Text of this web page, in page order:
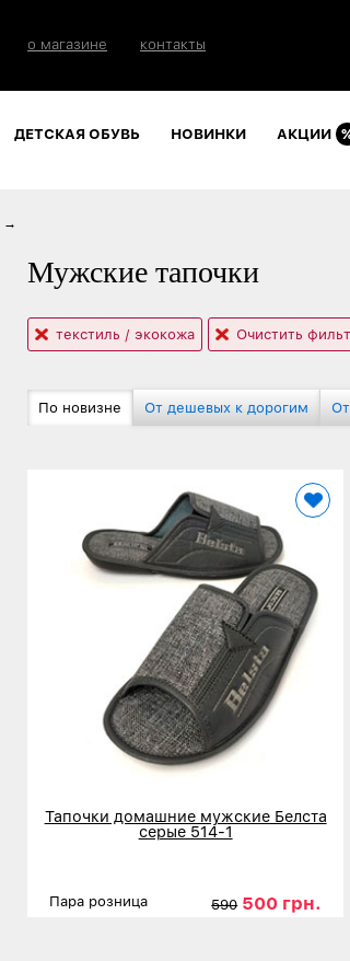
о магазине контакты
ДЕТСКАЯ ОБУВЬ НОВИНКИ АКЦИИ
→
Мужские тапочки
текстиль / экокожа Очистить
По новизне От дешевых к дорогим
Тапочки домашние мужские Белста
серые 514-1
Пара розница 590 500 грн.